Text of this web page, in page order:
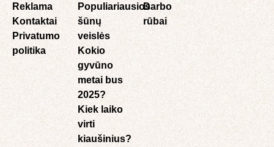
Reklama
Kontaktai
Privatumo
politika
Populiariausios
šūnų
veislės
Kokio
gyvūno
metai bus
2025?
Kiek laiko
virti
kiaušinius?
Darbo
rūbai